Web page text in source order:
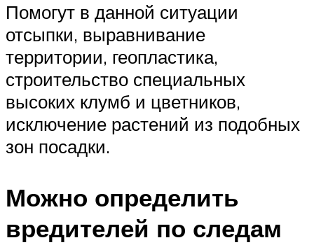
Помогут в данной ситуации
отсыпки, выравнивание
территории, геопластика,
строительство специальных
высоких клумб и цветников,
исключение растений из подобных
зон посадки.
Можно определить
вредителей по следам